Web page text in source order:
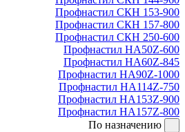
Профнастил СКН 153-900
Профнастил СКН 157-800
Профнастил СКН 250-600
Профнастил НА50Z-600
Профнастил НА60Z-845
Профнастил НА90Z-1000
Профнастил НА114Z-750
Профнастил НА153Z-900
Профнастил НА157Z-800
По назначению